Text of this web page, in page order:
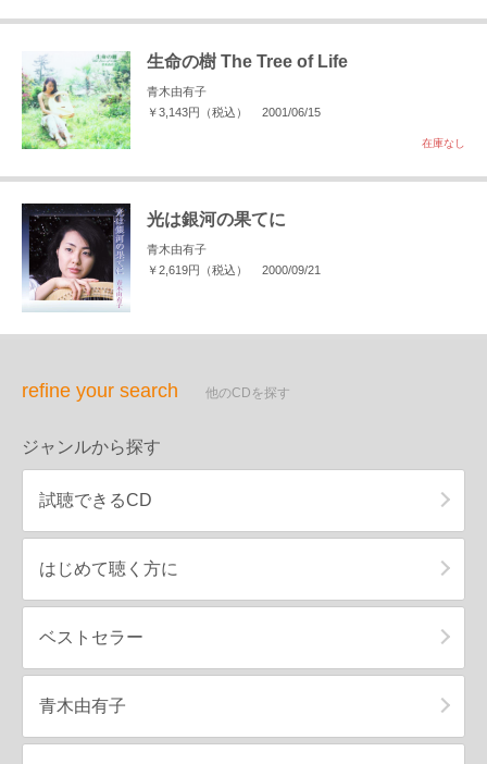
生命の樹 The Tree of Life
青木由有子
￥3,143円（税込）
2001/06/15
在庫なし
光は銀河の果てに
青木由有子
￥2,619円（税込）
2000/09/21
refine your search 他のCDを探す
ジャンルから探す
試聴できるCD
はじめて聴く方に
ベストセラー
青木由有子